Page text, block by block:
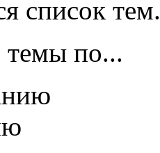
список тем.
темы по...